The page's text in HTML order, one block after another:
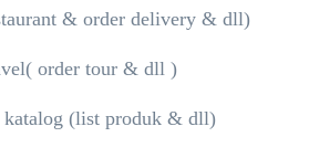
& order delivery & dll)
order tour & dll )
katalog (list produk & dll)